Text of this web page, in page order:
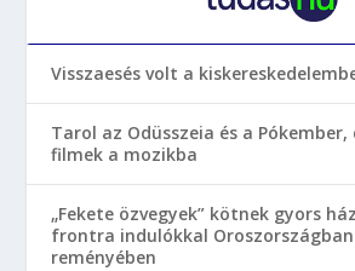
Visszaesés volt a
Tarol az Odüsszeia és a
filmek a mozikba
„Fekete özvegyek” kötnek gyors
frontra indulókkal
reményében